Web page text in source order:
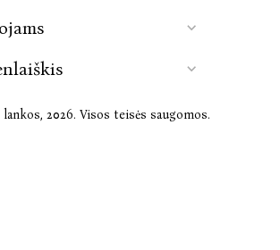
2026. Visos teisės saugomos.